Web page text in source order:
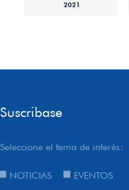
2021
Suscribase
Seleccione el tema de interés:
NOTICIAS
EVENTOS